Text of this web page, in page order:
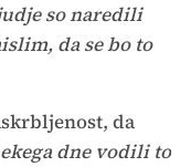
so naredili
da se bo to
da
dne vodili to